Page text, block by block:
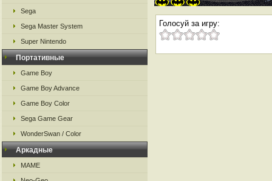
Sega
Sega Master System
Super Nintendo
Портативные
Game Boy
Game Boy Advance
Game Boy Color
Sega Game Gear
WonderSwan / Color
Аркадные
MAME
Голосуй за игру: